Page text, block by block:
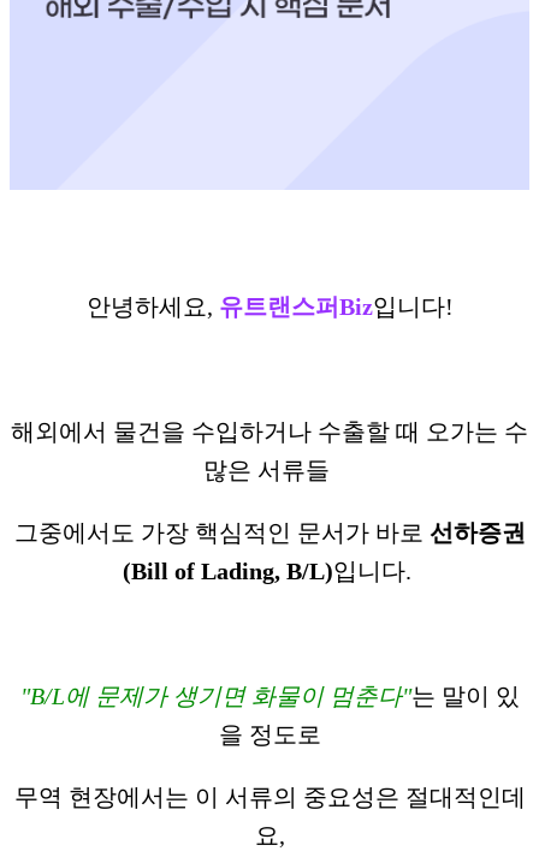
안녕하세요, 유트랜스퍼Biz입니다!
해외에서 물건을 수입하거나 수출할 때 오가는 수
많은 서류들
그중에서도 가장 핵심적인 문서가 바로 선하증권
(Bill of Lading, B/L)입니다.
"B/L에 문제가 생기면 화물이 멈춘다"는 말이 있
을 정도로
무역 현장에서는 이 서류의 중요성은 절대적인데
요,